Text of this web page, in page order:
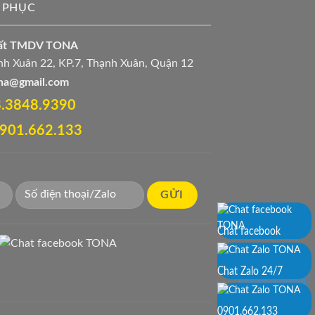
TMDV TONA
Xuân 22, KP.7, Thạnh Xuân, Quận 12
Chat facebook
Chat Zalo 24/7
0901.662.133